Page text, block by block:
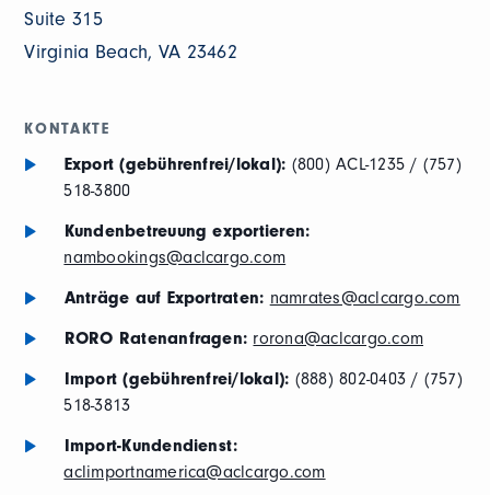
Suite 315
Virginia Beach, VA 23462
KONTAKTE
Export (gebührenfrei/lokal): (800) ACL-1235 / (757)
518-3800
Kundenbetreuung exportieren:
nambookings@aclcargo.com
Anträge auf Exportraten: namrates@aclcargo.com
RORO Ratenanfragen: rorona@aclcargo.com
Import (gebührenfrei/lokal): (888) 802-0403 / (757)
518-3813
Import-Kundendienst:
aclimportnamerica@aclcargo.com